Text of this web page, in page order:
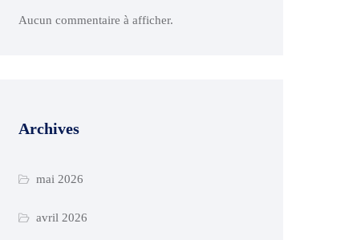
Aucun commentaire à afficher.
Archives
mai 2026
avril 2026